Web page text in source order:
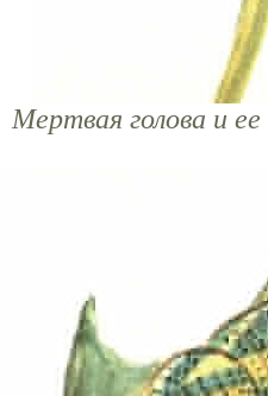
Мертвая голова и